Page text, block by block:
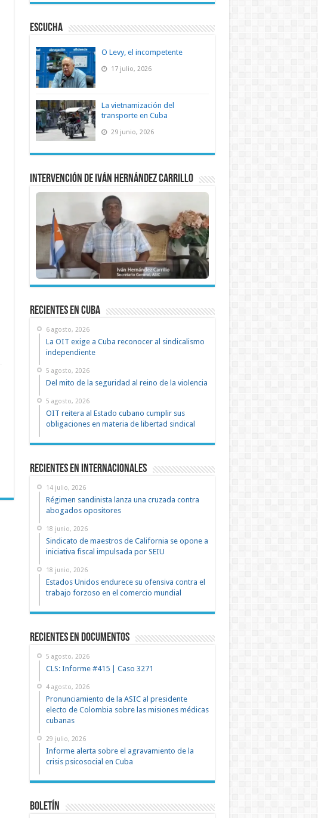
ESCUCHA
O Levy, el incompetente
17 julio, 2026
La vietnamización del
transporte en Cuba
29 junio, 2026
Intervención de Iván Hernández Carrillo
recientes en cuba
6 agosto, 2026
La OIT exige a Cuba reconocer al sindicalismo
independiente
5 agosto, 2026
Del mito de la seguridad al reino de la violencia
5 agosto, 2026
OIT reitera al Estado cubano cumplir sus
obligaciones en materia de libertad sindical
Recientes en Internacionales
14 julio, 2026
Régimen sandinista lanza una cruzada contra
abogados opositores
18 junio, 2026
Sindicato de maestros de California se opone a
iniciativa fiscal impulsada por SEIU
18 junio, 2026
Estados Unidos endurece su ofensiva contra el
trabajo forzoso en el comercio mundial
recientes en documentos
5 agosto, 2026
CLS: Informe #415 | Caso 3271
4 agosto, 2026
Pronunciamiento de la ASIC al presidente
electo de Colombia sobre las misiones médicas
cubanas
29 julio, 2026
Informe alerta sobre el agravamiento de la
crisis psicosocial en Cuba
Boletín